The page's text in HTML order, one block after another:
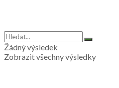
Žádný výsledek
Zobrazit všechny výsledky